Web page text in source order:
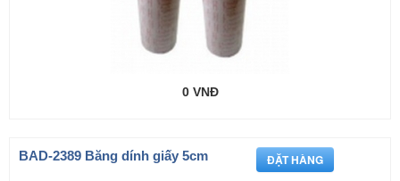
0 VNĐ
BAD-2389 Băng dính giấy 5cm